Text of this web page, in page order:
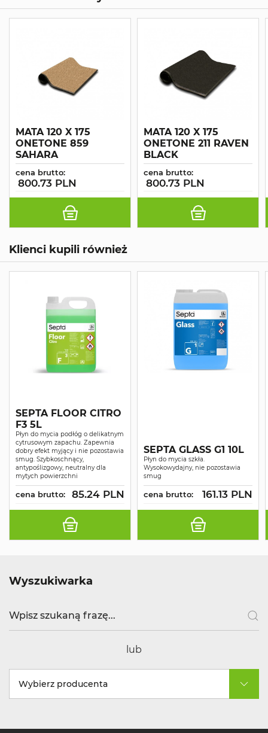
MATA 120 X 175
ONETONE 859
SAHARA
cena brutto:
800.73 PLN
MATA 120 X 175
ONETONE 211 RAVEN
BLACK
cena brutto:
800.73 PLN
Klienci kupili również
SEPTA FLOOR CITRO
F3 5L
Płyn do mycia podłóg o delikatnym
cytrusowym zapachu. Zapewnia
dobry efekt myjący i nie pozostawia
smug. Szybkoschnący,
antypoślizgowy, neutralny dla
mytych powierzchni
cena brutto: 85.24 PLN
SEPTA GLASS G1 10L
Płyn do mycia szkła.
Wysokowydajny, nie pozostawia
smug
cena brutto: 161.13 PLN
Wyszukiwarka
lub
Wybierz producenta